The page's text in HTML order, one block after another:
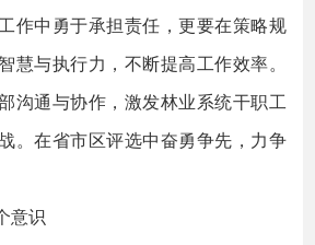
作中勇于承担责任，更要在策略规
慧与执行力，不断提高工作效率。
沟通与协作，激发林业系统干职工
。在省市区评选中奋勇争先，力争
意识